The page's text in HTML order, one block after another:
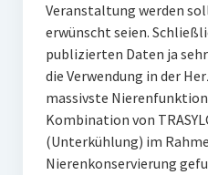
Veranstaltung werden
erwünscht seien.
publizierten Daten ja
die Verwendung in der
massivste
Kombination von
(Unterkühlung) im
Nierenkonservierung